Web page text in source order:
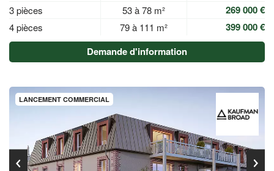
3 pièces 53 à 78 m² 269 000 €
4 pièces 79 à 111 m²
399 000 €
Demande d'information
LANCEMENT COMMERCIAL